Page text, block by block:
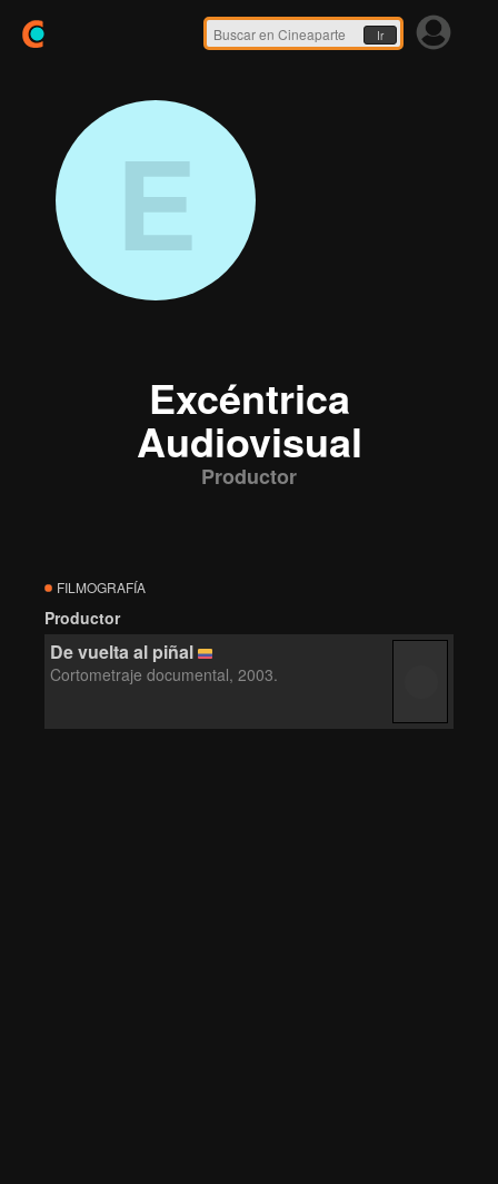
Ir
E
Excéntrica
Audiovisual
Productor
FILMOGRAFÍA
Productor
De vuelta al piñal
Cortometraje documental, 2003.